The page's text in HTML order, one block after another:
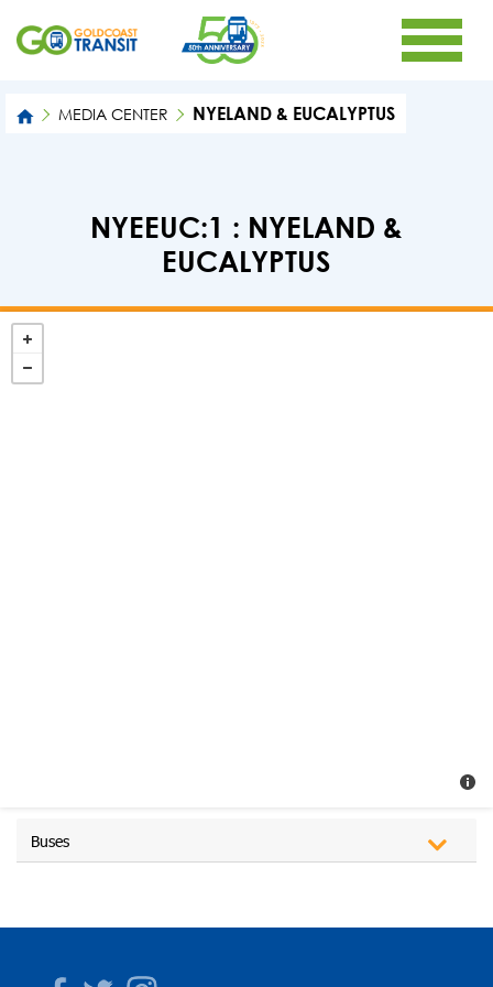
MEDIA CENTER NYELAND & EUCALYPTUS
NYEEUC:1 : NYELAND &
EUCALYPTUS
Buses